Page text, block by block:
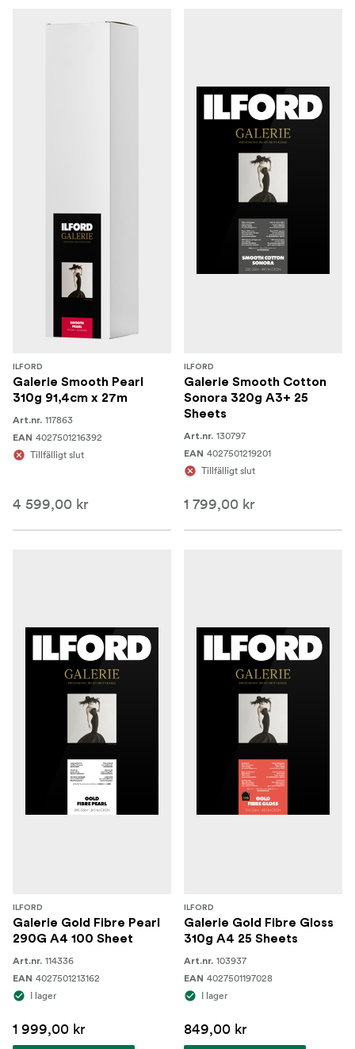
ILFORD
Galerie Smooth Pearl
310g 91,4cm x 27m
Art.nr. 117863
EAN 4027501216392
Tillfälligt slut
4 599,00 kr
ILFORD
Galerie Smooth Cotton
Sonora 320g A3+ 25
Sheets
Art.nr. 130797
EAN 4027501219201
Tillfälligt slut
1 799,00 kr
ILFORD
Galerie Gold Fibre Pearl
290G A4 100 Sheet
Art.nr. 114336
EAN 4027501213162
I lager
1 999,00 kr
ILFORD
Galerie Gold Fibre Gloss
310g A4 25 Sheets
Art.nr. 103937
EAN 4027501197028
I lager
849,00 kr